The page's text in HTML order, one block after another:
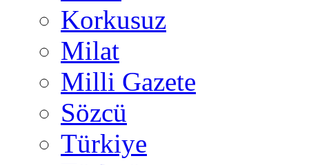
Korkusuz
Milat
Milli Gazete
Sözcü
Türkiye